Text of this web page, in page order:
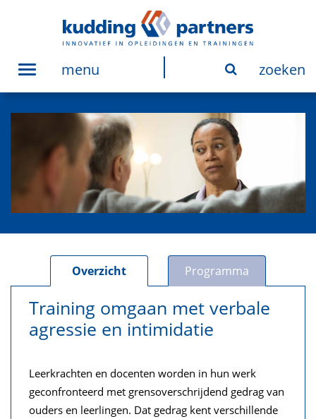
zoeken
Toggle
menu
Overzicht Programma
Training omgaan met verbale
agressie en intimidatie
Leerkrachten en docenten worden in hun werk
geconfronteerd met grensoverschrijdend gedrag van
ouders en leerlingen. Dat gedrag kent verschillende